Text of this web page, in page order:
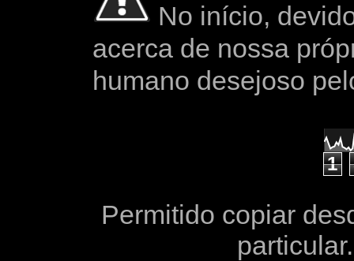
No início,
acerca de nossa
humano desejoso
1
Permitido copiar